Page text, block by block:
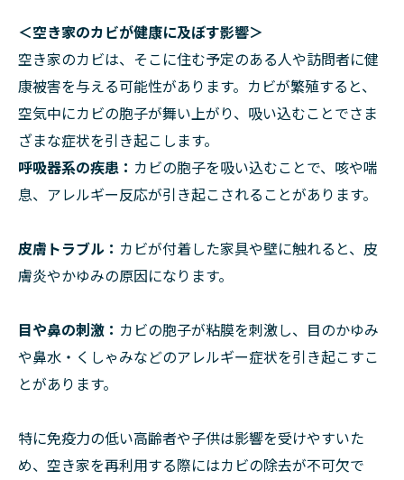
＜空き家のカビが健康に及ぼす影響＞
空き家のカビは、そこに住む予定のある人や訪問者に健
康被害を与える可能性があります。カビが繁殖すると、
空気中にカビの胞子が舞い上がり、吸い込むことでさま
ざまな症状を引き起こします。
呼吸器系の疾患： カビの胞子を吸い込むことで、咳や喘
息、アレルギー反応が引き起こされることがあります。
皮膚トラブル： カビが付着した家具や壁に触れると、皮
膚炎やかゆみの原因になります。
目や鼻の刺激： カビの胞子が粘膜を刺激し、目のかゆみ
や鼻水・くしゃみなどのアレルギー症状を引き起こすこ
とがあります。
特に免疫力の低い高齢者や子供は影響を受けやすいた
め、空き家を再利用する際にはカビの除去が不可欠で